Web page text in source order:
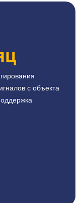
с объекта